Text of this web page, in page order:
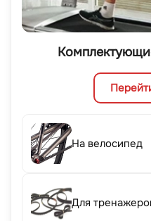
На велосипед
Для